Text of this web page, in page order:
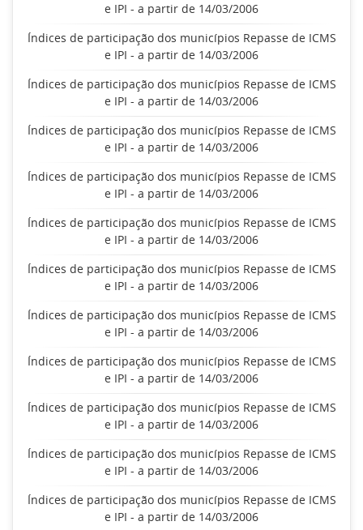
e IPI - a partir de 14/03/2006
Índices de participação dos municípios Repasse de ICMS
e IPI - a partir de 14/03/2006
Índices de participação dos municípios Repasse de ICMS
e IPI - a partir de 14/03/2006
Índices de participação dos municípios Repasse de ICMS
e IPI - a partir de 14/03/2006
Índices de participação dos municípios Repasse de ICMS
e IPI - a partir de 14/03/2006
Índices de participação dos municípios Repasse de ICMS
e IPI - a partir de 14/03/2006
Índices de participação dos municípios Repasse de ICMS
e IPI - a partir de 14/03/2006
Índices de participação dos municípios Repasse de ICMS
e IPI - a partir de 14/03/2006
Índices de participação dos municípios Repasse de ICMS
e IPI - a partir de 14/03/2006
Índices de participação dos municípios Repasse de ICMS
e IPI - a partir de 14/03/2006
Índices de participação dos municípios Repasse de ICMS
e IPI - a partir de 14/03/2006
Índices de participação dos municípios Repasse de ICMS
e IPI - a partir de 14/03/2006